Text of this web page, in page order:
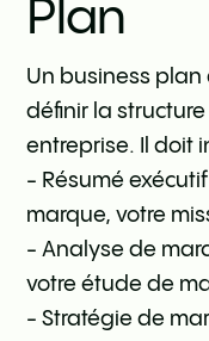
Plan
Un business
définir la
entreprise. Il doit
- Résumé
marque, votre
- Analyse de
votre étude de
- Stratégie de